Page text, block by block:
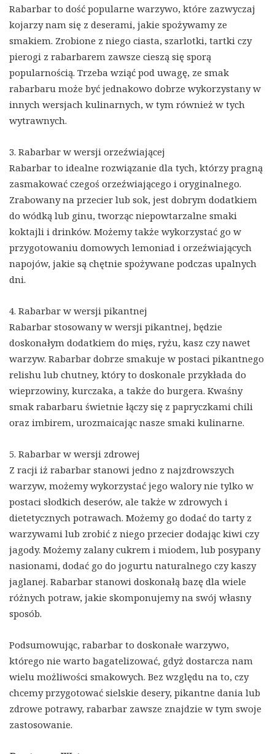
Rabarbar to dość popularne warzywo, które zazwyczaj
kojarzy nam się z deserami, jakie spożywamy ze
smakiem. Zrobione z niego ciasta, szarlotki, tartki czy
pierogi z rabarbarem zawsze cieszą się sporą
popularnością. Trzeba wziąć pod uwagę, ze smak
rabarbaru może być jednakowo dobrze wykorzystany w
innych wersjach kulinarnych, w tym również w tych
wytrawnych.
3. Rabarbar w wersji orzeźwiającej
Rabarbar to idealne rozwiązanie dla tych, którzy pragną
zasmakować czegoś orzeźwiającego i oryginalnego.
Zrabowany na przecier lub sok, jest dobrym dodatkiem
do wódką lub ginu, tworząc niepowtarzalne smaki
koktajli i drinków. Możemy także wykorzystać go w
przygotowaniu domowych lemoniad i orzeźwiających
napojów, jakie są chętnie spożywane podczas upalnych
dni.
4. Rabarbar w wersji pikantnej
Rabarbar stosowany w wersji pikantnej, będzie
doskonałym dodatkiem do mięs, ryżu, kasz czy nawet
warzyw. Rabarbar dobrze smakuje w postaci pikantnego
relishu lub chutney, który to doskonale przykłada do
wieprzowiny, kurczaka, a także do burgera. Kwaśny
smak rabarbaru świetnie łączy się z papryczkami chili
oraz imbirem, urozmaicając nasze smaki kulinarne.
5. Rabarbar w wersji zdrowej
Z racji iż rabarbar stanowi jedno z najzdrowszych
warzyw, możemy wykorzystać jego walory nie tylko w
postaci słodkich deserów, ale także w zdrowych i
dietetycznych potrawach. Możemy go dodać do tarty z
warzywami lub zrobić z niego przecier dodając kiwi czy
jagody. Możemy zalany cukrem i miodem, lub posypany
nasionami, dodać go do jogurtu naturalnego czy kaszy
jaglanej. Rabarbar stanowi doskonałą bazę dla wiele
różnych potraw, jakie skomponujemy na swój własny
sposób.
Podsumowując, rabarbar to doskonałe warzywo,
którego nie warto bagatelizować, gdyż dostarcza nam
wielu możliwości smakowych. Bez względu na to, czy
chcemy przygotować sielskie desery, pikantne dania lub
zdrowe potrawy, rabarbar zawsze znajdzie w tym swoje
zastosowanie.